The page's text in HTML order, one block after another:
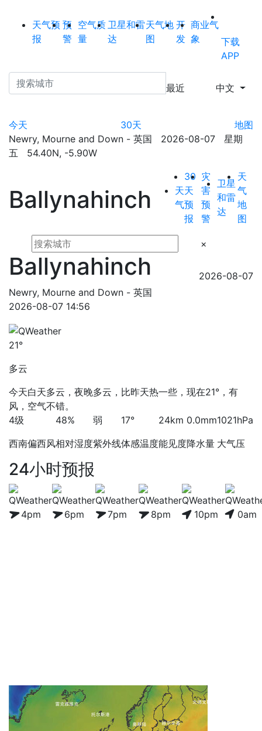
天气预
报
预
警
空气质
量
卫星和雷
达
天气地
图
开
发
商业气
象
下载
APP
最近 中文
今天 30天
地图
Newry, Mourne and Down - 英国 2026-08-07 星期
五 54.40N, -5.90W
Ballynahinch
天
气
30
天
预
报
灾
害
预
警
卫星
和雷
达
天
气
地
图
×
Ballynahinch
Newry, Mourne and Down - 英国
2026-08-07
2026-08-07 14:56
21°
多云
今天白天多云，夜晚多云，比昨天热一些，现在21°，有
风，空气不错。
4级
西南偏西风
48%
相对湿度
弱
紫外线
17°
体感温度
24km
能见度
0.0mm
降水量
1021hPa
大气压
24小时预报
4pm 6pm 7pm 8pm 10pm 0am